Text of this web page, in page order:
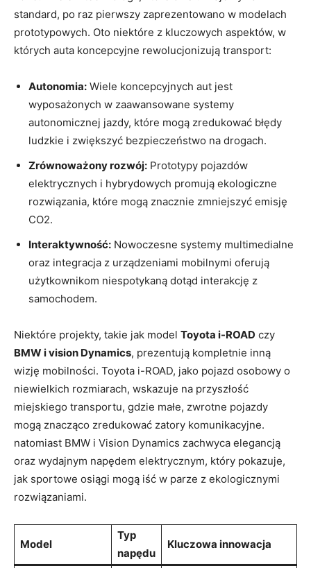
standard, po raz pierwszy zaprezentowano w modelach
prototypowych. Oto niektóre z kluczowych aspektów, w
których auta koncepcyjne rewolucjonizują transport:
Autonomia: Wiele koncepcyjnych aut jest
wyposażonych w zaawansowane systemy
autonomicznej jazdy, które mogą zredukować błędy
ludzkie i zwiększyć bezpieczeństwo na drogach.
Zrównoważony rozwój: Prototypy pojazdów
elektrycznych i hybrydowych promują ekologiczne
rozwiązania, które mogą znacznie zmniejszyć emisję
CO2.
Interaktywność: Nowoczesne systemy multimedialne
oraz integracja z urządzeniami mobilnymi oferują
użytkownikom niespotykaną dotąd interakcję z
samochodem.
Niektóre projekty, takie jak model Toyota i-ROAD czy
BMW i vision Dynamics, prezentują kompletnie inną
wizję mobilności. Toyota i-ROAD, jako pojazd osobowy o
niewielkich rozmiarach, wskazuje na przyszłość
miejskiego transportu, gdzie małe, zwrotne pojazdy
mogą znacząco zredukować zatory komunikacyjne.
natomiast BMW i Vision Dynamics zachwyca elegancją
oraz wydajnym napędem elektrycznym, który pokazuje,
jak sportowe osiągi mogą iść w parze z ekologicznymi
rozwiązaniami.
Model
Typ
napędu
Kluczowa innowacja